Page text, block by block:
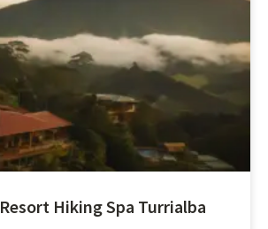
Hiking Spa Turrialba